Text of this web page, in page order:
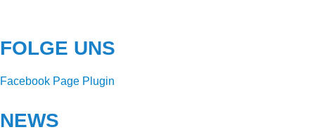
FOLGE UNS
Facebook Page Plugin
NEWS